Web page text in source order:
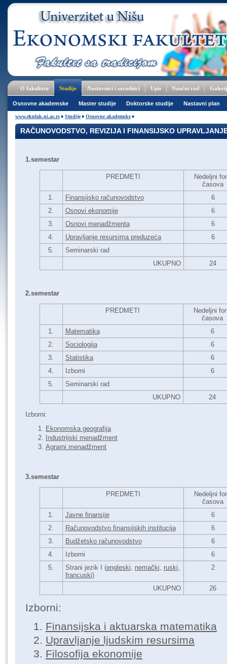
O fakultetu Studije Nastavnici i saradnici Upis Naučni rad
Osnovne akademske Master studije Doktorske studije Nastavni plan
www.eknfak.ni.ac.rs Studije Osnovne akademske
RAČUNOVODSTVO, REVIZIJA I FINANSIJSKO
1.semestar
PREDMETI
Nedeljni
časova
1.
Finansijsko računovodstvo
6
2.
Osnovi ekonomije
6
3.
Osnovi menadžmenta
6
4.
Upravljanje resursima preduzeća
6
5.
Seminarski rad
UKUPNO
24
2.semestar
PREDMETI
Nedeljni
časova
1.
Matematika
6
2.
Sociologija
6
3.
Statistika
6
4.
Izborni
6
5.
Seminarski rad
UKUPNO
24
Izborni:
Ekonomska geografija
Industrijski menadžment
Agrarni menadžment
3.semestar
PREDMETI
Nedeljni
časova
1.
Javne finansije
6
2.
Računovodstvo finansijskih institucija
6
3.
Budžetsko računovodstvo
6
4.
Izborni
6
5.
Strani jezik I (engleski, nemački, ruski,
francuski)
2
UKUPNO 26
Izborni:
Finansijska i aktuarska matematika
Upravljanje ljudskim resursima
Filosofija ekonomije